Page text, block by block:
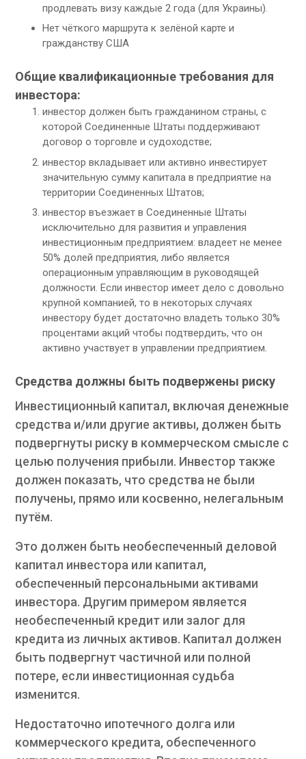
продлевать визу каждые 2 года (для Украины).
Нет чёткого маршрута к зелёной карте и
гражданству США
Общие квалификационные требования для
инвестора:
инвестор должен быть гражданином страны, с
которой Соединенные Штаты поддерживают
договор о торговле и судоходстве;
инвестор вкладывает или активно инвестирует
значительную сумму капитала в предприятие на
территории Соединенных Штатов;
инвестор въезжает в Соединенные Штаты
исключительно для развития и управления
инвестиционным предприятием: владеет не менее
50% долей предприятия, либо является
операционным управляющим в руководящей
должности. Если инвестор имеет дело с довольно
крупной компанией, то в некоторых случаях
инвестору будет достаточно владеть только 30%
процентами акций чтобы подтвердить, что он
активно участвует в управлении предприятием.
Средства должны быть подвержены риску
Инвестиционный капитал, включая денежные
средства и/или другие активы, должен быть
подвергнуты риску в коммерческом смысле с
целью получения прибыли. Инвестор также
должен показать, что средства не были
получены, прямо или косвенно, нелегальным
путём.
Это должен быть необеспеченный деловой
капитал инвестора или капитал,
обеспеченный персональными активами
инвестора. Другим примером является
необеспеченный кредит или залог для
кредита из личных активов. Капитал должен
быть подвергнут частичной или полной
потере, если инвестиционная судьба
изменится.
Недостаточно ипотечного долга или
коммерческого кредита, обеспеченного